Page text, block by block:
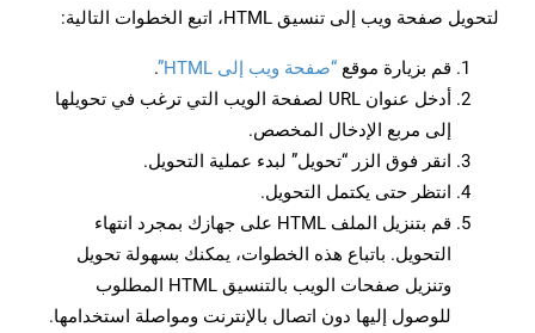
لتحويل صفحة ويب إلى تنسيق HTML، اتبع الخطوات التالية:
قم بزيارة موقع “صفحة ويب إلى HTML”
.
أدخل عنوان URL لصفحة الويب التي ترغب في تحويلها
إلى مربع الإدخال المخصص.
انقر فوق الزر “تحويل” لبدء عملية التحويل.
انتظر حتى يكتمل التحويل.
قم بتنزيل الملف HTML على جهازك بمجرد انتهاء
التحويل. باتباع هذه الخطوات، يمكنك بسهولة تحويل
وتنزيل صفحات الويب بالتنسيق HTML المطلوب
للوصول إليها دون اتصال بالإنترنت ومواصلة استخدامها.